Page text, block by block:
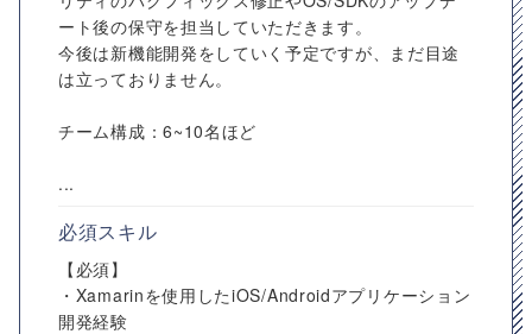
ート後の保守を担当していただきます。
今後は新機能開発をしていく予定ですが、まだ目途
は立っておりません。
チーム構成：6~10名ほど
...
必須スキル
【必須】
・Xamarinを使用したiOS/Androidアプリケーション
開発経験